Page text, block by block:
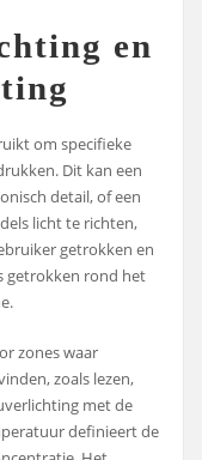
en
om specifieke
Dit kan een
detail, of een
licht te richten,
getrokken en
getrokken rond het
zones waar
zoals lezen,
met de
definieert de